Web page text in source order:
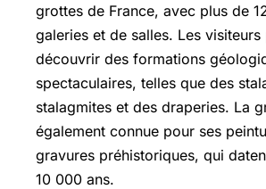
grottes de France, avec plus de
galeries et de salles. Les visiteurs
découvrir des formations
spectaculaires, telles que des
stalagmites et des draperies. La
également connue pour ses
gravures préhistoriques, qui
10 000 ans.